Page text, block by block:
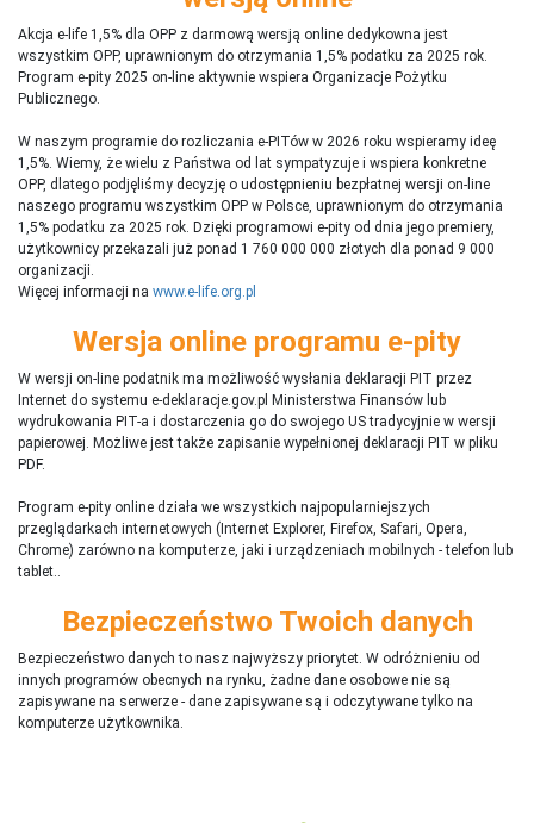
Akcja e-life 1,5% dla OPP z darmową wersją online dedykowna jest
wszystkim OPP, uprawnionym do otrzymania 1,5% podatku za 2025 rok.
Program e-pity 2025 on-line aktywnie wspiera Organizacje Pożytku
Publicznego.
W naszym programie do rozliczania e-PITów w 2026 roku wspieramy ideę
1,5%. Wiemy, że wielu z Państwa od lat sympatyzuje i wspiera konkretne
OPP, dlatego podjęliśmy decyzję o udostępnieniu bezpłatnej wersji on-line
naszego programu wszystkim OPP w Polsce, uprawnionym do otrzymania
1,5% podatku za 2025 rok. Dzięki programowi e-pity od dnia jego premiery,
użytkownicy przekazali już ponad 1 760 000 000 złotych dla ponad 9 000
organizacji.
Więcej informacji na www.e-life.org.pl
Wersja online programu e-pity
W wersji on-line podatnik ma możliwość wysłania deklaracji PIT przez
Internet do systemu e-deklaracje.gov.pl Ministerstwa Finansów lub
wydrukowania PIT-a i dostarczenia go do swojego US tradycyjnie w wersji
papierowej. Możliwe jest także zapisanie wypełnionej deklaracji PIT w pliku
PDF.
Program e-pity online działa we wszystkich najpopularniejszych
przeglądarkach internetowych (Internet Explorer, Firefox, Safari, Opera,
Chrome) zarówno na komputerze, jaki i urządzeniach mobilnych - telefon lub
tablet..
Bezpieczeństwo Twoich danych
Bezpieczeństwo danych to nasz najwyższy priorytet. W odróżnieniu od
innych programów obecnych na rynku, żadne dane osobowe nie są
zapisywane na serwerze - dane zapisywane są i odczytywane tylko na
komputerze użytkownika.